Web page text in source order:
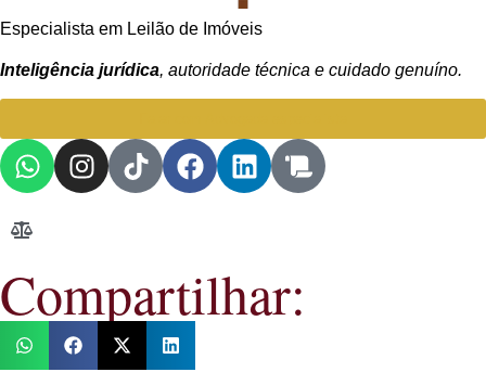
Especialista em Leilão de Imóveis
Inteligência jurídica, autoridade técnica e cuidado genuíno.
Compartilhar: